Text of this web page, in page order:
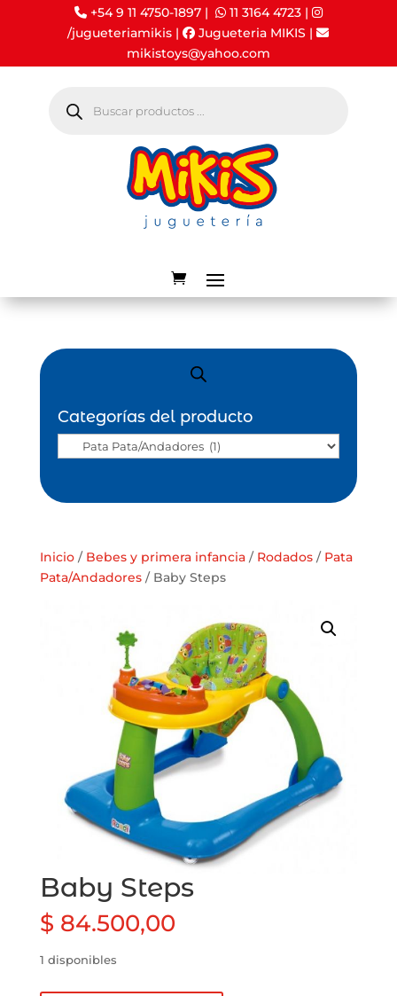
+54 9 11 4750-1897 | 11 3164 4723|
/jugueteriamikis | Jugueteria MIKIS |
mikistoys@yahoo.com
productos
Inicio/ Bebes y primera infancia/ Rodados/ Pata
Pata/Andadores/ Baby Steps
Baby Steps
$ 84.500,00
1 disponibles
Categorías del producto